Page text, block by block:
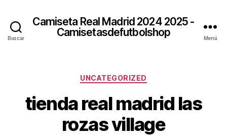
Buscar
Camiseta Real Madrid 2024 2025 -
Camisetasdefutbolshop
Menú
Categorías
UNCATEGORIZED
tienda real madrid las
rozas village